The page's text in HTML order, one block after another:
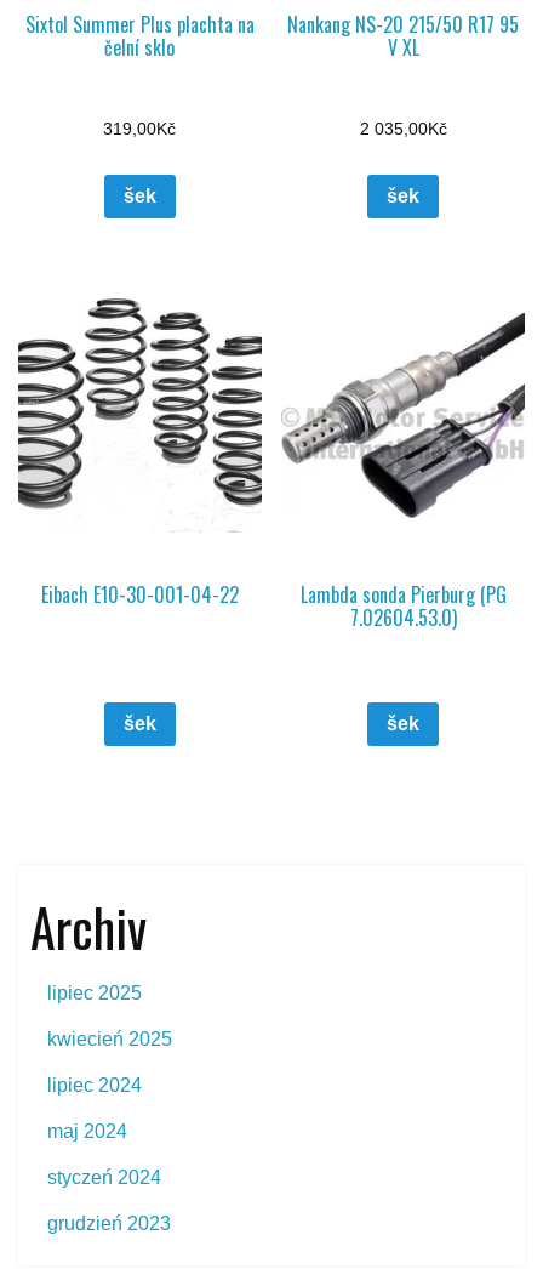
Sixtol Summer Plus plachta na
čelní sklo
319,00Kč
šek
Nankang NS-20 215/50 R17 95
V XL
2 035,00Kč
šek
Eibach E10-30-001-04-22
šek
Lambda sonda Pierburg (PG
7.02604.53.0)
šek
Archiv
lipiec 2025
kwiecień 2025
lipiec 2024
maj 2024
styczeń 2024
grudzień 2023